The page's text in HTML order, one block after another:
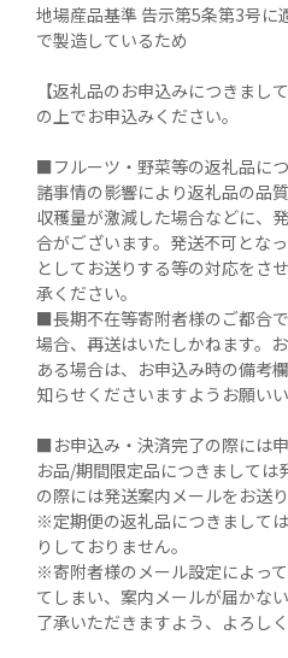
地場産品基準 告示第5条第3号に
で製造しているため
【返礼品のお申込みにつきまし
の上でお申込みください。
■フルーツ・野菜等の返礼品に
諸事情の影響により返礼品の品
収穫量が激減した場合などに、
合がございます。発送不可とな
としてお送りする等の対応をさ
承ください。
■長期不在等寄附者様のご都合
場合、再送はいたしかねます。
ある場合は、お申込み時の備考
知らせくださいますようお願いい
■お申込み・決済完了の際には
お品/期間限定品につきましては
の際には発送案内メールをお送り
※定期便の返礼品につきまして
りしておりません。
※寄附者様のメール設定によっ
てしまい、案内メールが届かな
了承いただきますよう、よろし